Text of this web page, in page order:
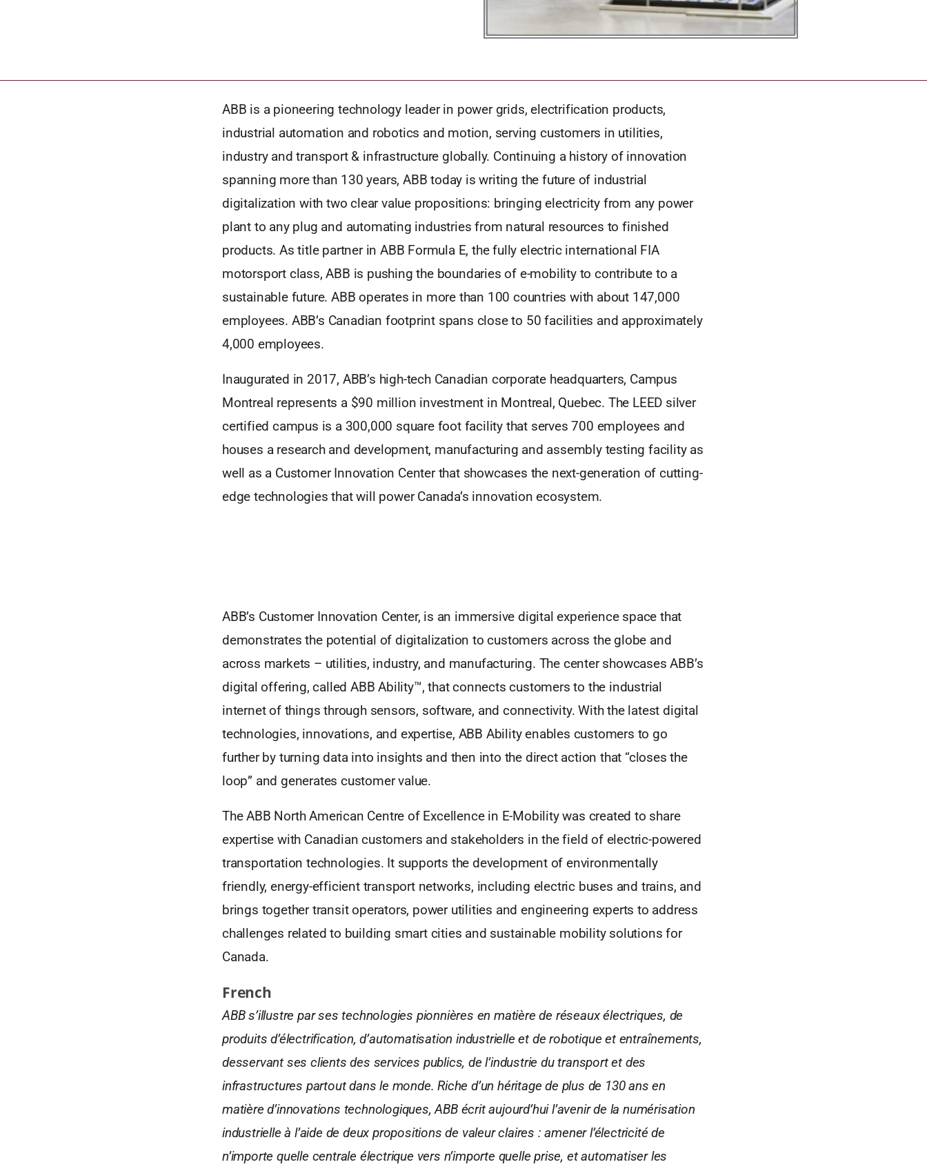
ABB is a pioneering technology leader in power grids, electrification products,
industrial automation and robotics and motion, serving customers in utilities,
industry and transport & infrastructure globally. Continuing a history of innovation
spanning more than 130 years, ABB today is writing the future of industrial
digitalization with two clear value propositions: bringing electricity from any power
plant to any plug and automating industries from natural resources to finished
products. As title partner in ABB Formula E, the fully electric international FIA
motorsport class, ABB is pushing the boundaries of e-mobility to contribute to a
sustainable future. ABB operates in more than 100 countries with about 147,000
employees. ABB’s Canadian footprint spans close to 50 facilities and approximately
4,000 employees.
Inaugurated in 2017, ABB’s high-tech Canadian corporate headquarters, Campus
Montreal represents a $90 million investment in Montreal, Quebec. The LEED silver
certified campus is a 300,000 square foot facility that serves 700 employees and
houses a research and development, manufacturing and assembly testing facility as
well as a Customer Innovation Center that showcases the next-generation of cutting-
edge technologies that will power Canada’s innovation ecosystem.
ABB’s Customer Innovation Center, is an immersive digital experience space that
demonstrates the potential of digitalization to customers across the globe and
across markets – utilities, industry, and manufacturing. The center showcases ABB’s
digital offering, called ABB Ability™, that connects customers to the industrial
internet of things through sensors, software, and connectivity. With the latest digital
technologies, innovations, and expertise, ABB Ability enables customers to go
further by turning data into insights and then into the direct action that “closes the
loop” and generates customer value.
The ABB North American Centre of Excellence in E-Mobility was created to share
expertise with Canadian customers and stakeholders in the field of electric-powered
transportation technologies. It supports the development of environmentally
friendly, energy-efficient transport networks, including electric buses and trains, and
brings together transit operators, power utilities and engineering experts to address
challenges related to building smart cities and sustainable mobility solutions for
Canada.
French
ABB s’illustre par ses technologies pionnières en matière de réseaux électriques, de
produits d’électrification, d’automatisation industrielle et de robotique et entraînements,
desservant ses clients des services publics, de l’industrie du transport et des
infrastructures partout dans le monde. Riche d’un héritage de plus de 130 ans en
matière d’innovations technologiques, ABB écrit aujourd’hui l’avenir de la numérisation
industrielle à l’aide de deux propositions de valeur claires : amener l’électricité de
n’importe quelle centrale électrique vers n’importe quelle prise, et automatiser les